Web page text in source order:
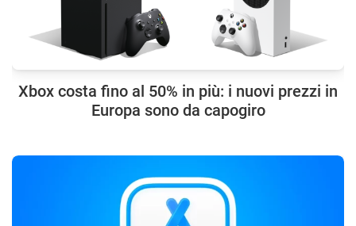
Xbox costa fino al 50% in più: i nuovi prezzi in
Europa sono da capogiro